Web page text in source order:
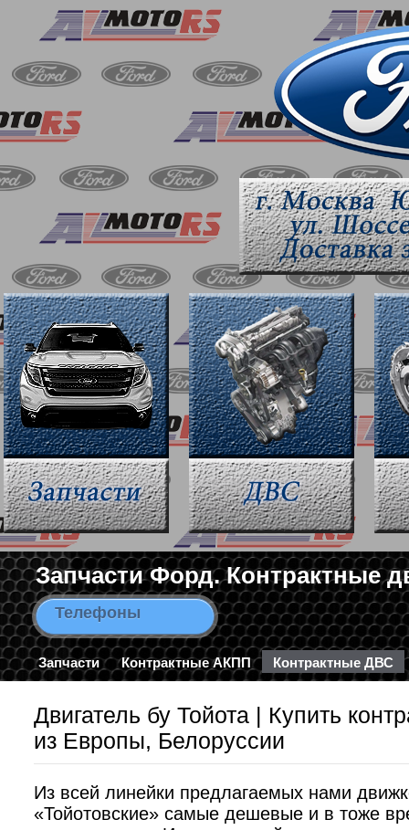
Запчасти Форд. Контрактные
Телефоны 8-963-663-46-43 / 8-495-782-
Запчасти Контрактные АКПП Контрактные ДВС
Двигатель бу Тойота | Купить
из Европы, Белоруссии
Из всей линейки предлагаемых нами
«Тойотовские» самые дешевые и в тоже